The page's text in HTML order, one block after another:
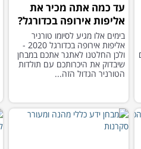
עד כמה אתה מכיר את
אליפות אירופה בכדורגל?
בימים אלו מגיע לסיומו טורניר
אליפות אירופה בכדורגל 2020 -
ולכן החלטנו לאתגר אתכם במבחן
שיבדוק את היכרותכם עם תולדות
הטורניר הגדול הזה...